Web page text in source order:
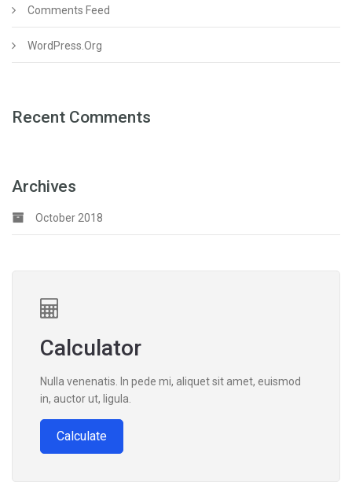
Comments Feed
WordPress.org
Recent Comments
Archives
October 2018
Calculator
Nulla venenatis. In pede mi, aliquet sit amet, euismod
in, auctor ut, ligula.
Calculate